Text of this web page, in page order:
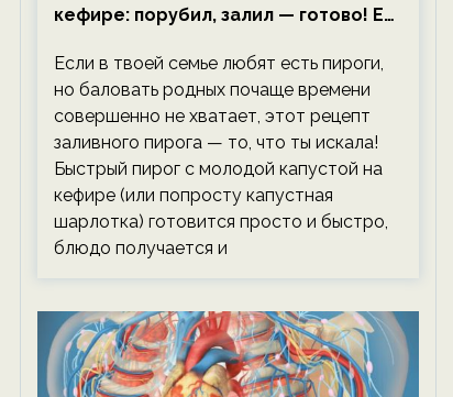
кефире: порубил, залил — готово! Ем,
Если в твоей семье любят есть пироги,
но баловать родных почаще времени
совершенно не хватает, этот рецепт
заливного пирога — то, что ты искала!
Быстрый пирог с молодой капустой на
кефире (или попросту капустная
шарлотка) готовится просто и быстро,
блюдо получается и